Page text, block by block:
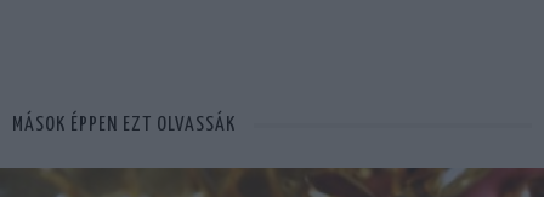
MÁSOK ÉPPEN EZT OLVASSÁK